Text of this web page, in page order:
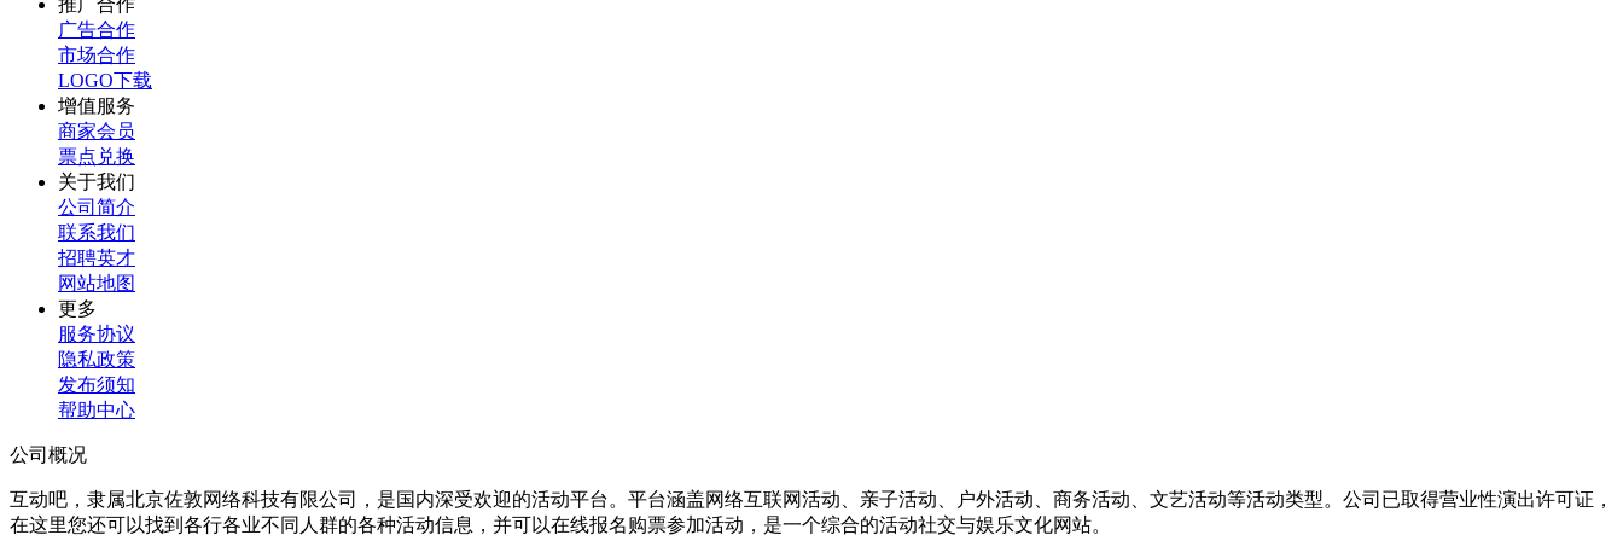
推广合作
广告合作
市场合作
LOGO下载
增值服务
商家会员
票点兑换
关于我们
公司简介
联系我们
招聘英才
网站地图
更多
服务协议
隐私政策
发布须知
帮助中心
公司概况
互动吧，隶属北京佐敦网络科技有限公司，是国内深受欢迎的活动平台。平台涵盖网络互联网活动、亲子活动、户外活动、商务活动、文艺活动等活动类型。公司已取得营业性演出许可证，
在这里您还可以找到各行各业不同人群的各种活动信息，并可以在线报名购票参加活动，是一个综合的活动社交与娱乐文化网站。